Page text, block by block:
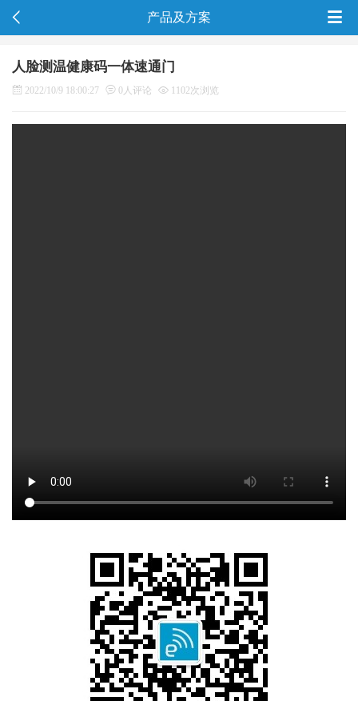
产品及方案
人脸测温健康码一体速通门
2022/10/9 18:00:27 0人评论 1102次浏览